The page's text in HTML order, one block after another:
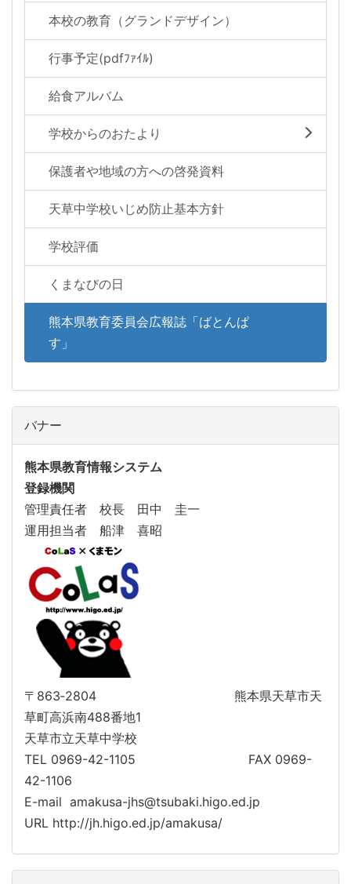
本校の教育（グランドデザイン）
行事予定(pdfﾌｧｲﾙ)
給食アルバム
学校からのおたより
保護者や地域の方への啓発資料
天草中学校いじめ防止基本方針
学校評価
くまなびの日
熊本県教育委員会広報誌「ばとんぱ
す」
バナー
熊本県教育情報システム
登録機関
管理責任者 校長 田中 圭一
運用担当者 船津 喜昭
〒863‐2804 熊本県天草市天
草町高浜南488番地1
天草市立天草中学校
TEL 0969-42-1105 FAX 0969-
42-1106
E-mail amakusa-jhs@tsubaki.higo.ed.jp
URL http://jh.higo.ed.jp/amakusa/